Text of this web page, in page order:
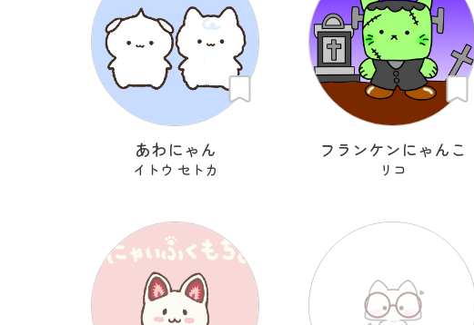
あわにゃん
イトウ セトカ
フランケンにゃんこ
リコ